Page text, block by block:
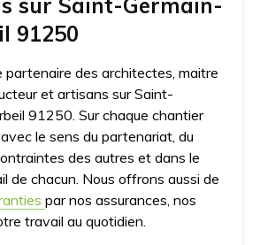
91250
partenaire des architectes, maitre
et artisans sur Saint-
91250. Sur chaque chantier
le sens du partenariat, du
des autres et dans le
de chacun. Nous offrons aussi de
par nos assurances, nos
travail au quotidien.